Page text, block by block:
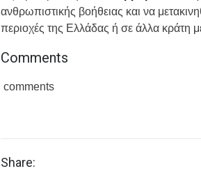
ανθρωπιστικής βοήθειας και να
περιοχές της Ελλάδας ή σε άλλα κράτη
Comments
comments
Share: